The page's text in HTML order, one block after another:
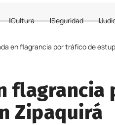
Cultura Seguridad
en flagrancia por tráfico de
flagrancia
Zipaquirá